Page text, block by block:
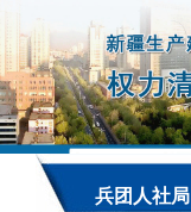
兵团人社局